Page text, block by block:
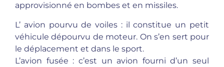
approvisionné en bombes et en missiles.
L’ avion pourvu de voiles : il constitue un petit
véhicule dépourvu de moteur. On s’en sert pour
le déplacement et dans le sport.
L’avion fusée : c’est un avion fourni d’un seul